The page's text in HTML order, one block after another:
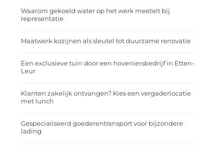
Waarom gekoeld water op het werk meetelt bij
representatie
Maatwerk kozijnen als sleutel tot duurzame renovatie
Een exclusieve tuin door een hoveniersbedrijf in Etten-
Leur
Klanten zakelijk ontvangen? Kies een vergaderlocatie
met lunch
Gespecialiseerd goederentransport voor bijzondere
lading